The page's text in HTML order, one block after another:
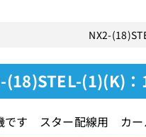
NX2-
(18)STEL-(1)(K)
です スター配線用 カ